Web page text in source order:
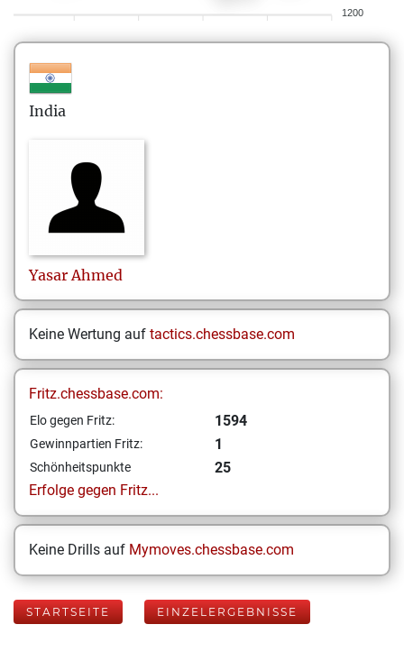
1200
India
Yasar Ahmed
Keine Wertung auf tactics.chessbase.com
Fritz.chessbase.com:
Elo gegen Fritz: 1594
Gewinnpartien Fritz: 1
Schönheitspunkte
25
Erfolge gegen Fritz...
Keine Drills auf Mymoves.chessbase.com
STARTSEITE EINZELERGEBNISSE